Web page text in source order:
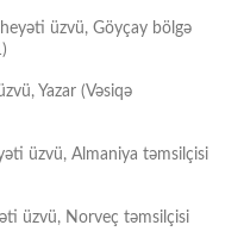
üzvü, Göyçay bölgə
Yazar (Vəsiqə
üzvü, Almaniya təmsilçisi
üzvü, Norveç təmsilçisi